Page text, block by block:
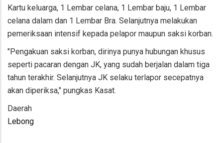
Kartu keluarga, 1 Lembar celana, 1 Lembar baju, 1 Lembar
celana dalam dan 1 Lembar Bra. Selanjutnya melakukan
pemeriksaan intensif kepada pelapor maupun saksi korban.
"Pengakuan saksi korban, dirinya punya hubungan khusus
seperti pacaran dengan JK, yang sudah berjalan dalam tiga
tahun terakhir. Selanjutnya JK selaku terlapor secepatnya
akan diperiksa," pungkas Kasat.
Daerah
Lebong